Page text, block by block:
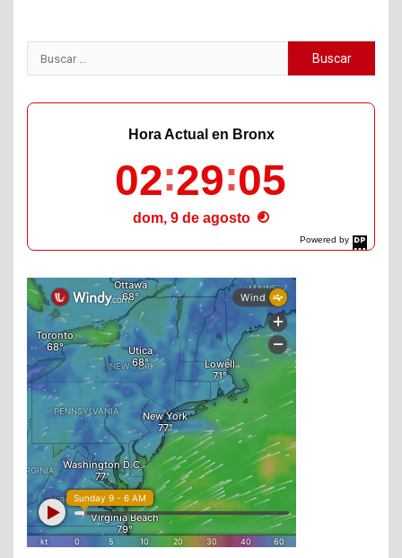
Buscar:
Powered by
DaysPedia.com
Hora Actual en Bronx
02 29 06
dom, 9 de agosto